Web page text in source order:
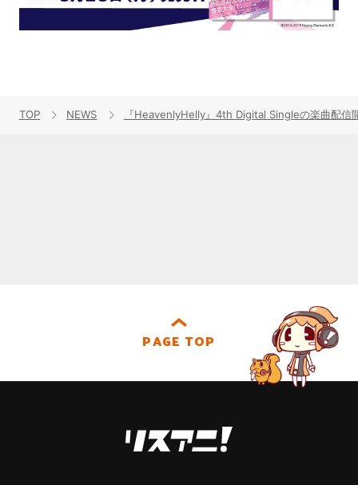
TOP NEWS 『HeavenlyHelly』4th Digital Singleの楽曲配信
PAGE TOP